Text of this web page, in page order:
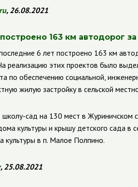
, 26.08.2021
163 км автодорог
6 лет построено 163 км
реализацию этих проектов было
по обеспечению социальной,
жилую застройку в сельской
школу-сад на 130 мест в Журиничском
культуры и крышу детского сада в
культуры в п. Малое Полпино.
, 25.08.2021